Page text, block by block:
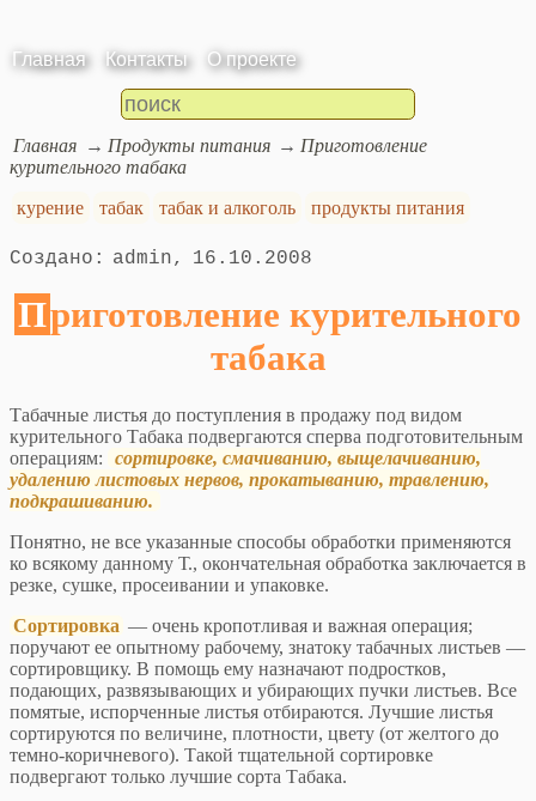
Главная Контакты О проекте
Главная Продукты питания
Приготовление
курительного табака
курение
табак табак и алкоголь продукты питания
admin 16.10.2008
Приготовление курительного
табака
Табачные листья до поступления в продажу под видом
курительного Табака подвергаются сперва подготовительным
операциям:
сортировке, смачиванию, выщелачиванию,
удалению листовых нервов, прокатыванию, травлению,
подкрашиванию.
Понятно, не все указанные способы обработки применяются
ко всякому данному Т., окончательная обработка заключается в
резке, сушке, просеивании и упаковке.
Сортировка — очень кропотливая и важная операция;
поручают ее опытному рабочему, знатоку табачных листьев —
сортировщику. В помощь ему назначают подростков,
подающих, развязывающих и убирающих пучки листьев. Все
помятые, испорченные листья отбираются. Лучшие листья
сортируются по величине, плотности, цвету (от желтого до
темно-коричневого). Такой тщательной сортировке
подвергают только лучшие сорта Табака.